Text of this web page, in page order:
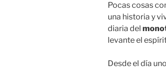
Pocas cosas
una historia y
diaria del
levante el
Desde el día